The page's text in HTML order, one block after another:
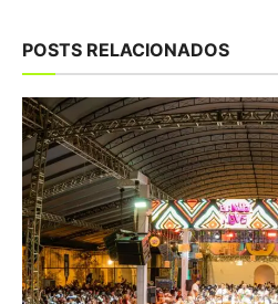
POSTS RELACIONADOS